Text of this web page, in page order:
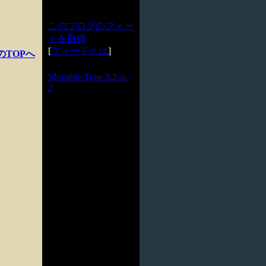
TOPへ
このブログのフィー
ドを取得
[フィードとは]
Movable Type 3.2-ja-
2